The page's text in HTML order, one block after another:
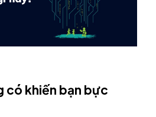
có khiến bạn bực